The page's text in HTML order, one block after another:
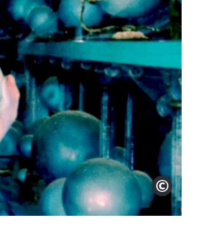
Copyright
Filmstill